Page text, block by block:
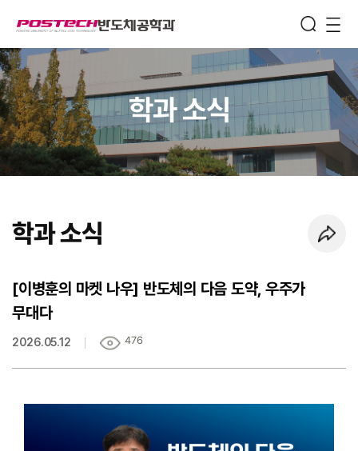
SemiconductorEngineering
학과 소식
학과 소식
[이병훈의 마켓 나우] 반도체의 다음 도약, 우주가
무대다
2026.05.12 476